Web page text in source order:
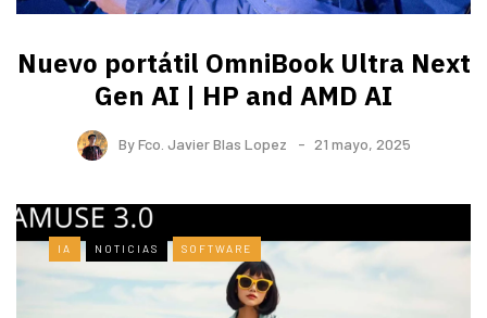
Nuevo portátil OmniBook Ultra ​Next
Gen AI | HP and AMD AI
ByFco. Javier Blas Lopez 21 mayo, 2025
IA NOTICIAS SOFTWARE